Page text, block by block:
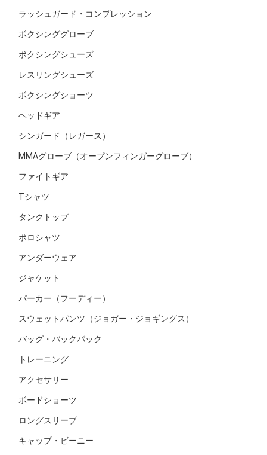
ラッシュガード・コンプレッション
ボクシンググローブ
ボクシングシューズ
レスリングシューズ
ボクシングショーツ
ヘッドギア
シンガード（レガース）
MMAグローブ（オープンフィンガーグローブ）
ファイトギア
Tシャツ
タンクトップ
ポロシャツ
アンダーウェア
ジャケット
パーカー（フーディー）
スウェットパンツ（ジョガー・ジョギングス）
バッグ・バックパック
トレーニング
アクセサリー
ボードショーツ
ロングスリーブ
キャップ・ビーニー